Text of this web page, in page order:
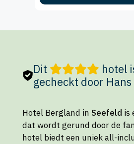
Dit
hotel
gecheckt door Hans
Hotel Bergland in Seefeld is
dat wordt gerund door de
hotel biedt een uniek all-